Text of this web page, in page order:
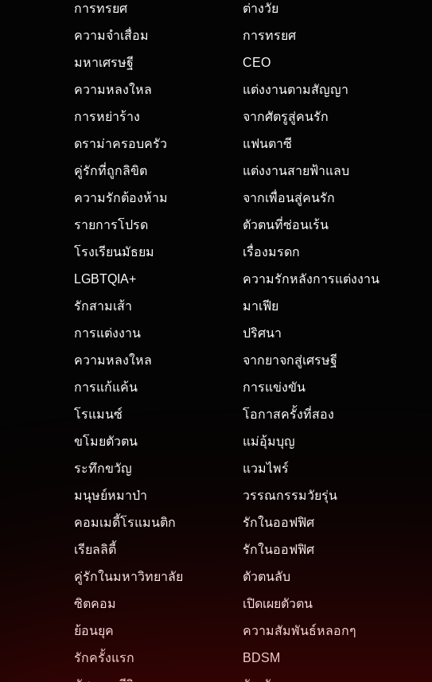
การทรยศ
ต่างวัย
ความจำเสื่อม
การทรยศ
มหาเศรษฐี
CEO
ความหลงใหล
แต่งงานตามสัญญา
การหย่าร้าง
จากศัตรูสู่คนรัก
ดราม่าครอบครัว
แฟนตาซี
คู่รักที่ถูกลิขิต
แต่งงานสายฟ้าแลบ
ความรักต้องห้าม
จากเพื่อนสู่คนรัก
รายการโปรด
ตัวตนที่ซ่อนเร้น
โรงเรียนมัธยม
เรื่องมรดก
LGBTQIA+
ความรักหลังการแต่งงาน
รักสามเส้า
มาเฟีย
การแต่งงาน
ปริศนา
ความหลงใหล
จากยาจกสู่เศรษฐี
การแก้แค้น
การแข่งขัน
โรแมนซ์
โอกาสครั้งที่สอง
ขโมยตัวตน
แม่อุ้มบุญ
ระทึกขวัญ
แวมไพร์
มนุษย์หมาป่า
วรรณกรรมวัยรุ่น
คอมเมดี้โรแมนติก
รักในออฟฟิศ
เรียลลิตี้
รักในออฟฟิศ
คู่รักในมหาวิทยาลัย
ตัวตนลับ
ซิตคอม
เปิดเผยตัวตน
ย้อนยุค
ความสัมพันธ์หลอกๆ
รักครั้งแรก
BDSM